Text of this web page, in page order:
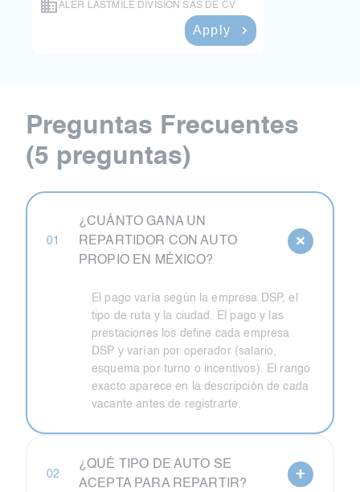
ALER LASTMILE DIVISION SAS DE CV
Apply
Preguntas Frecuentes
(5 preguntas)
01
¿CUÁNTO GANA UN
REPARTIDOR CON AUTO
PROPIO EN MÉXICO?
×
El pago varía según la empresa DSP, el
tipo de ruta y la ciudad. El pago y las
prestaciones los define cada empresa
DSP y varían por operador (salario,
esquema por turno o incentivos). El rango
exacto aparece en la descripción de cada
vacante antes de registrarte.
02
¿QUÉ TIPO DE AUTO SE
ACEPTA PARA REPARTIR?
+